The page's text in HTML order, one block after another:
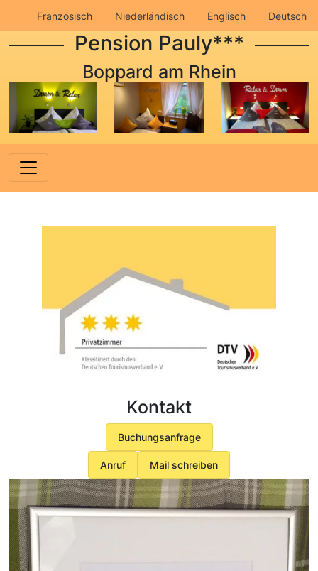
Französisch Niederländisch Englisch Deutsch
Impressum Datenschutz
Pension Pauly***
Boppard am Rhein
Kontakt
Buchungsanfrage
Anruf Mail schreiben